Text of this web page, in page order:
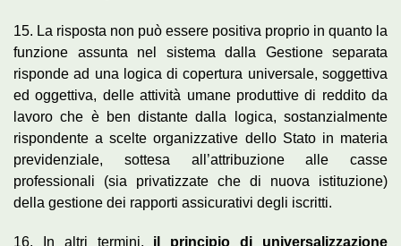
15. La risposta non può essere positiva proprio in quanto la
funzione assunta nel sistema dalla Gestione separata
risponde ad una logica di copertura universale, soggettiva
ed oggettiva, delle attività umane produttive di reddito da
lavoro che è ben distante dalla logica, sostanzialmente
rispondente a scelte organizzative dello Stato in materia
previdenziale, sottesa all’attribuzione alle casse
professionali (sia privatizzate che di nuova istituzione)
della gestione dei rapporti assicurativi degli iscritti.
16. In altri termini, il principio di universalizzazione